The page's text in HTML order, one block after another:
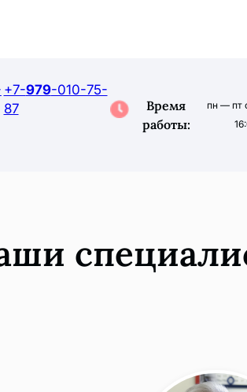
+7-979-010-75-
87
Время
работы:
пн — пт